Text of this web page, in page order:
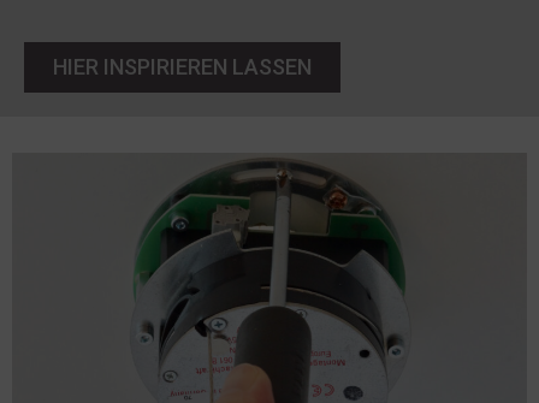
HIER INSPIRIEREN LASSEN